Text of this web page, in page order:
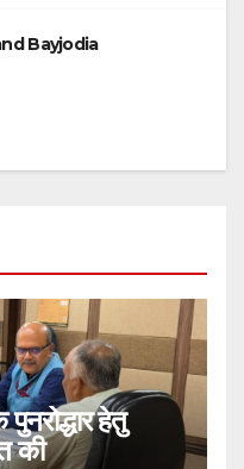
Bayjodia
हेतु
की